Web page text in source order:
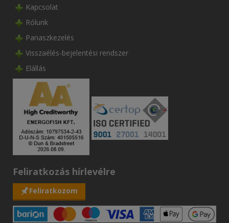
Kapcsolat
Rólunk
Panaszkezelés
Visszaélés-bejelentési rendszer
Elállás
Feliratkozás hírlevélre
Feliratkozom